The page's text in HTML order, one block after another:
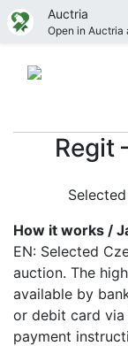
Auctria
Open in Auctria
Regit
How it works /
EN: Selected
auction. The
available by
or debit card via
payment